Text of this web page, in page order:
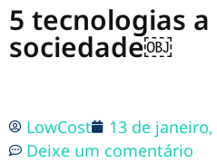
5 tecnologias
sociedade￼
LowCost 13 de janeiro,
Deixe um comentário